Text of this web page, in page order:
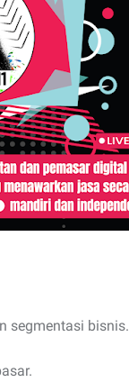
segmentasi bisnis.